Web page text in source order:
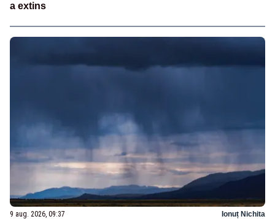
a extins
9 aug. 2026, 09:37 Ionuț Nichita